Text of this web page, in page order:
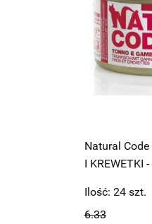
Natural Code
I KREWETKI
6.33
Ilość: 24 szt.